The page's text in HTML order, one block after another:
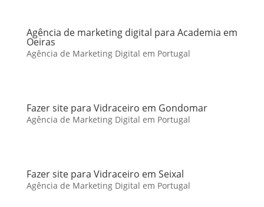
Agência de marketing digital para Academia em
Oeiras
Agência de Marketing Digital em Portugal
Fazer site para Vidraceiro em Gondomar
Agência de Marketing Digital em Portugal
Fazer site para Vidraceiro em Seixal
Agência de Marketing Digital em Portugal